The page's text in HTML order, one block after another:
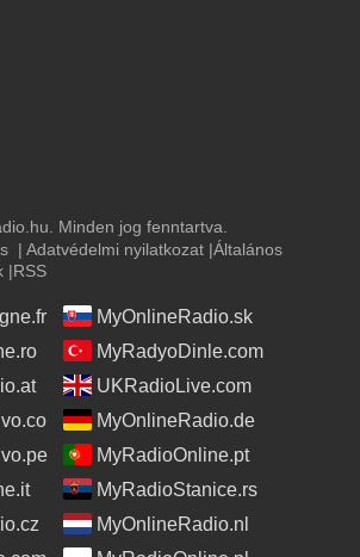
Minden jog fenntartva.
| Adatvédelmi nyilatkozat |Általános
|RSS
MyOnlineRadio.sk
MyRadyoDinle.com
UKRadioLive.com
MyOnlineRadio.de
MyRadioOnline.pt
MyRadioStanice.rs
MyOnlineRadio.nl